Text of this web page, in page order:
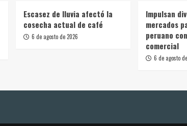
Escasez de lluvia afectó la
cosecha actual de café
6 de agosto de 2026
Impulsan
mercados
peruano
comercial
6 de agosto